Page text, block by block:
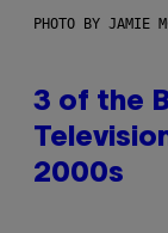
PHOTO BY JAMIE
3 of the
2000s